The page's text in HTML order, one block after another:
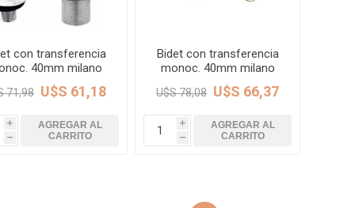
abastecimiento
desague
con transferencia
40mm milano
cromo DMC
71,98 U$S 61,18
i
h
AGREGAR AL
CARRITO
Bidet con transferencia
monoc. 40mm milano
negro mate DMC
U$S 78,08 U$S 66,37
i
h
AGREGAR AL
CARRITO